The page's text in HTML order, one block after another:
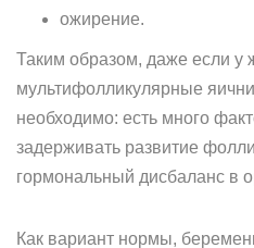
ожирение.
Таким образом, даже если
мультифолликулярные
необходимо: есть много
задерживать развитие
гормональный дисбаланс в
Как вариант нормы,